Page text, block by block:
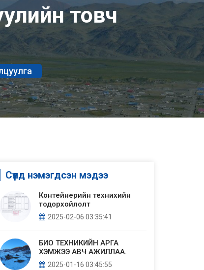
товч
Сүүлд нэмэгдсэн мэдээ
Контейнерийн технихийн
тодорхойлолт
2025-02-06 03:35:41
БИО ТЕХНИКИЙН АРГА
ХЭМЖЭЭ АВЧ АЖИЛЛАА.
2025-01-16 03:45:55